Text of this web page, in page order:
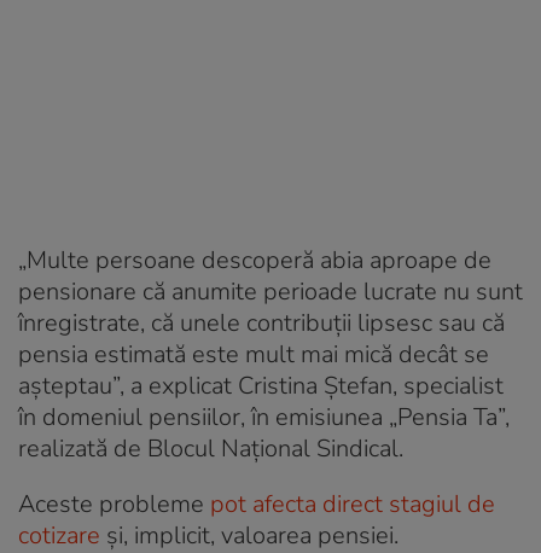
„Multe persoane descoperă abia aproape de
pensionare că anumite perioade lucrate nu sunt
înregistrate, că unele contribuții lipsesc sau că
pensia estimată este mult mai mică decât se
așteptau”, a explicat Cristina Ștefan, specialist
în domeniul pensiilor, în emisiunea „Pensia Ta”,
realizată de Blocul Național Sindical.
Aceste probleme pot afecta direct stagiul de
cotizare și, implicit, valoarea pensiei.